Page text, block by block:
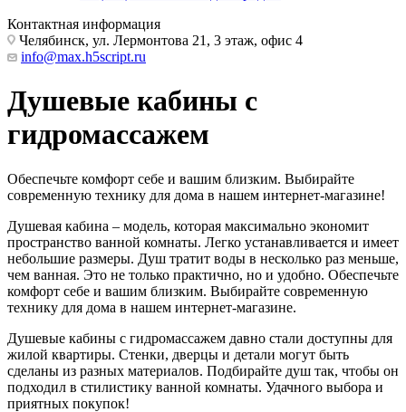
Контактная информация
Челябинск, ул. Лермонтова 21, 3 этаж, офис 4
info@max.h5script.ru
Душевые кабины с
гидромассажем
Обеспечьте комфорт себе и вашим близким. Выбирайте
современную технику для дома в нашем интернет-магазине!
Душевая кабина – модель, которая максимально экономит
пространство ванной комнаты. Легко устанавливается и имеет
небольшие размеры. Душ тратит воды в несколько раз меньше,
чем ванная. Это не только практично, но и удобно. Обеспечьте
комфорт себе и вашим близким. Выбирайте современную
технику для дома в нашем интернет-магазине.
Душевые кабины с гидромассажем давно стали доступны для
жилой квартиры. Стенки, дверцы и детали могут быть
сделаны из разных материалов. Подбирайте душ так, чтобы он
подходил в стилистику ванной комнаты. Удачного выбора и
приятных покупок!